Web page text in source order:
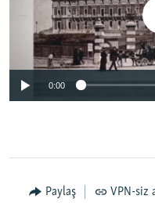
No media
0:00
Paylaş VPN-siz